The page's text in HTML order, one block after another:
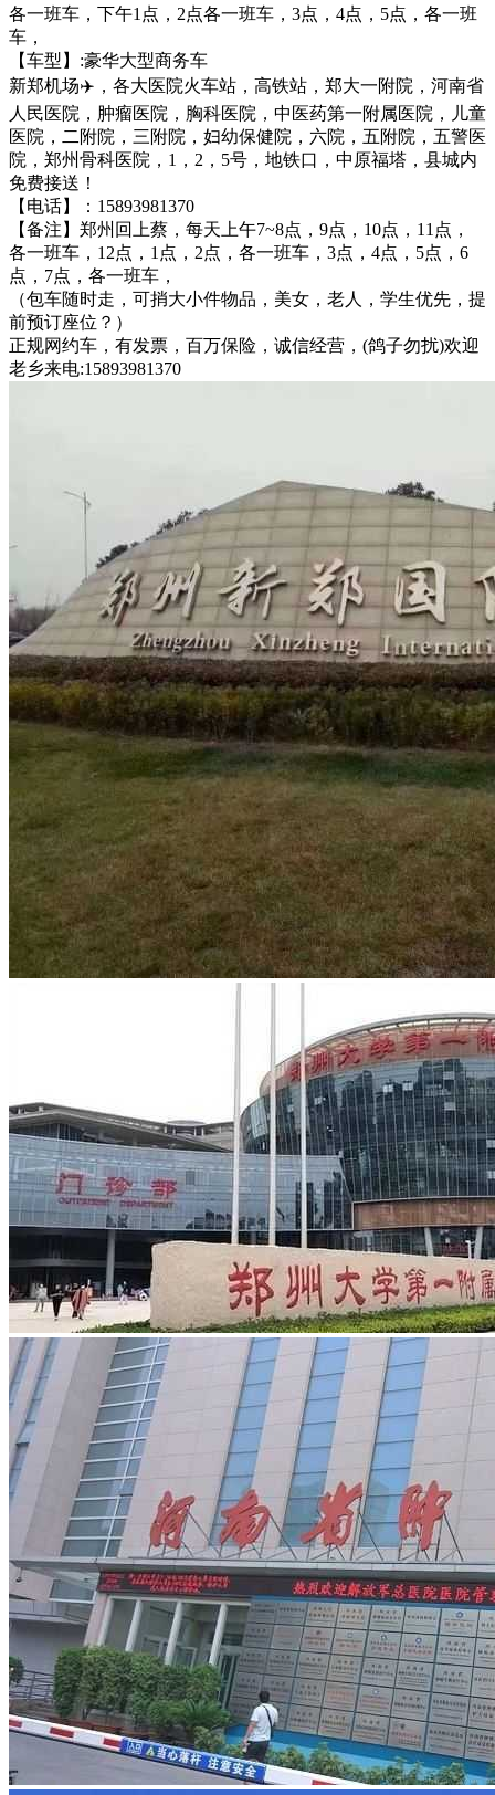
各一班车，下午1点，2点各一班车，3点，4点，5点，各一班
车，
【车型】:豪华大型商务车
新郑机场✈️，各大医院火车站，高铁站，郑大一附院，河南省
人民医院，肿瘤医院，胸科医院，中医药第一附属医院，儿童
医院，二附院，三附院，妇幼保健院，六院，五附院，五警医
院，郑州骨科医院，1，2，5号，地铁口，中原福塔，县城内
免费接送！
【电话】：15893981370
【备注】郑州回上蔡，每天上午7~8点，9点，10点，11点，
各一班车，12点，1点，2点，各一班车，3点，4点，5点，6
点，7点，各一班车，
（包车随时走，可捎大小件物品，美女，老人，学生优先，提
前预订座位？）
正规网约车，有发票，百万保险，诚信经营，(鸽子勿扰)欢迎
老乡来电:15893981370